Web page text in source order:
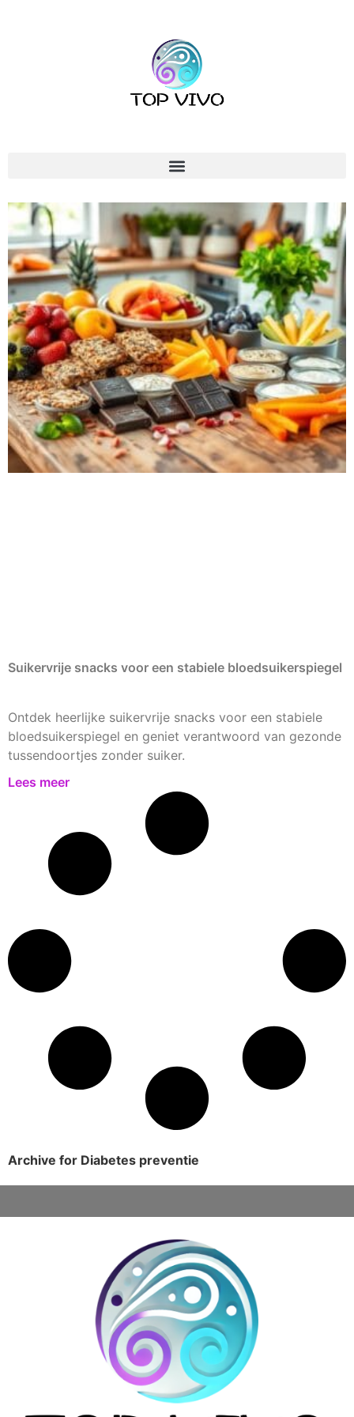
Suikervrije snacks voor een stabiele bloedsuikerspiegel
Ontdek heerlijke suikervrije snacks voor een stabiele
bloedsuikerspiegel en geniet verantwoord van gezonde
tussendoortjes zonder suiker.
Lees meer
Archive for Diabetes preventie